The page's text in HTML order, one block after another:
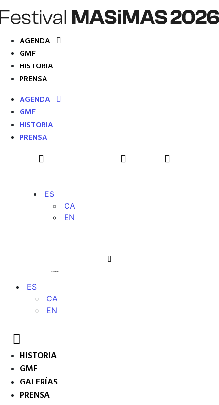
AGENDA
GMF
HISTORIA
PRENSA
AGENDA
GMF
HISTORIA
PRENSA
ES
CA
EN
ES
CA
EN
HISTORIA
GMF
GALERÍAS
PRENSA